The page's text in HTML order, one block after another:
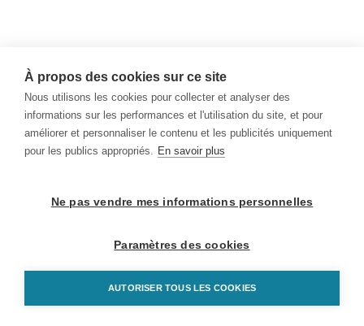
À propos des cookies sur ce site
Nous utilisons les cookies pour collecter et analyser des
informations sur les performances et l'utilisation du site, et pour
améliorer et personnaliser le contenu et les publicités uniquement
pour les publics appropriés. En savoir plus
Ne pas vendre mes informations personnelles
Paramètres des cookies
AUTORISER TOUS LES COOKIES